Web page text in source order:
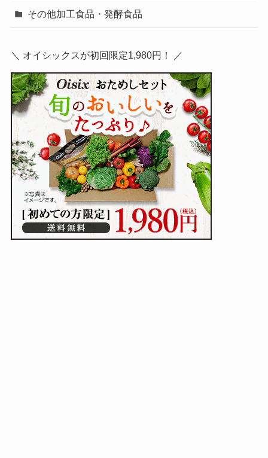
その他加工食品・発酵食品
＼ オイシックスが初回限定1,980円！ ／